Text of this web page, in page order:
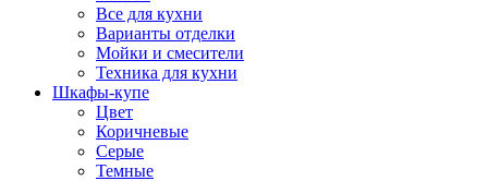
Все для кухни
Варианты отделки
Мойки и смесители
Техника для кухни
Шкафы-купе
Цвет
Коричневые
Серые
Темные